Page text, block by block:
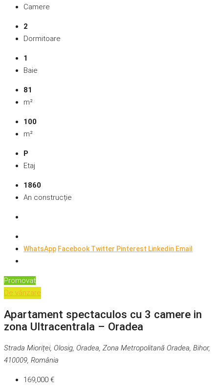
Camere
2
Dormitoare
1
Baie
81
m²
100
m²
P
Etaj
1860
An construcție
WhatsApp FacebookTwitter Pinterest Linkedin Email
Promovat
De vânzare
Apartament spectaculos cu 3 camere in
zona Ultracentrala – Oradea
Strada Mioriței, Olosig, Oradea, Zona Metropolitană Oradea, Bihor,
410009, România
169,000 €